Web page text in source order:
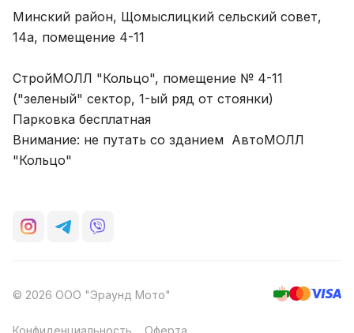
Минский район, Щомыслицкий сельский совет,
14а, помещение 4-11
СтройМОЛЛ "Кольцо", помещение № 4-11
("зеленый" сектор, 1-ый ряд от стоянки)
Парковка бесплатная
Внимание: не путать со зданием АвтоМОЛЛ
"Кольцо"
© 2026 ООО "Эраунд Мото"
Конфиденциальность Оферта